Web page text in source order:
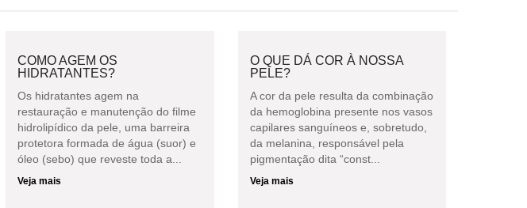
COMO AGEM OS
HIDRATANTES?
Os hidratantes agem na
restauração e manutenção do filme
hidrolipídico da pele, uma barreira
protetora formada de água (suor) e
óleo (sebo) que reveste toda a...
Veja mais
O QUE DÁ COR À NOSSA
PELE?
A cor da pele resulta da combinação
da hemoglobina presente nos vasos
capilares sanguíneos e, sobretudo,
da melanina, responsável pela
pigmentação dita “const...
Veja mais